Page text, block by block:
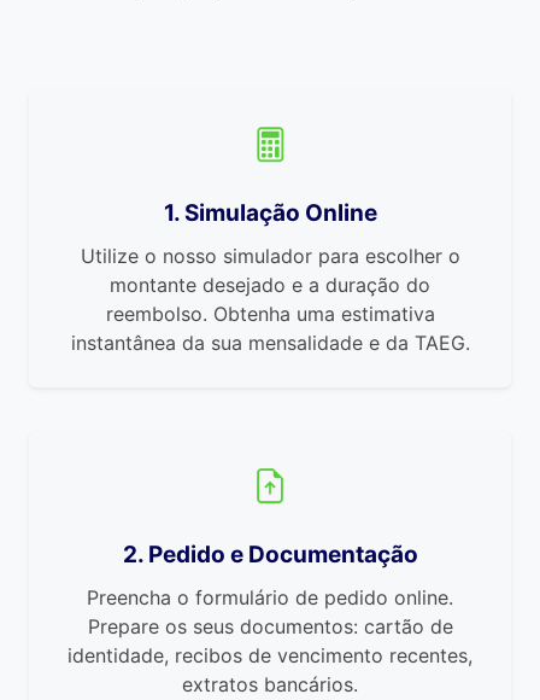
1. Simulação Online
Utilize o nosso simulador para escolher o
montante desejado e a duração do
reembolso. Obtenha uma estimativa
instantânea da sua mensalidade e da TAEG.
2. Pedido e Documentação
Preencha o formulário de pedido online.
Prepare os seus documentos: cartão de
identidade, recibos de vencimento recentes,
extratos bancários.